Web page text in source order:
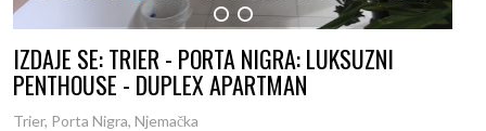
5 6 7 9 10 12 13 14 15
17
18 19
IZDAJE SE: TRIER - PORTA NIGRA: LUKSUZNI
PENTHOUSE - DUPLEX APARTMAN
Trier, Porta Nigra, Njemačka